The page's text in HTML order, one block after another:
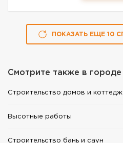
ПОКАЗАТЬ ЕЩЕ 10
Смотрите также в городе
Строительство домов и
Высотные работы
Строительство бань и саун